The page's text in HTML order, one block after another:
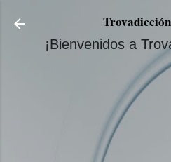
Ir al
¡Bienvenidos a